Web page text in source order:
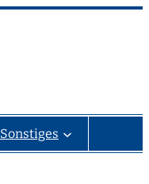
Sonstiges